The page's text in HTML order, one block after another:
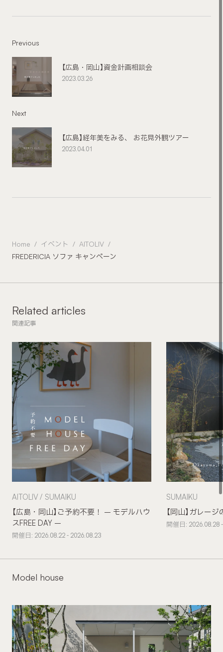
Previous
【広島・岡山】資金計画相談会
2023.03.26
Next
【広島】経年美をみる、 お花見外観ツアー
2023.04.01
Home イベント
AITOLIV
FREDERICIA ソファ キャンペーン
関連記事
Related articles
【広島・岡山】ご予約不要！ – モデルハウ
スFREE DAY –
AITOLIV SUMAIKU
開催日: 2026.08.22 - 2026.08.23
【岡山】ガレー
SUMAIKU
開催日: 2026.08.28
Model house